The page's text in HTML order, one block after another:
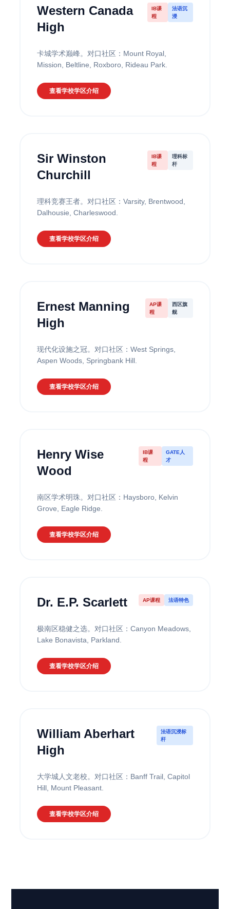
Western Canada
High
IB课
程
法语沉
浸
卡城学术巅峰。对口社区：Mount Royal,
Mission, Beltline, Roxboro, Rideau Park.
查看学校学区介绍
Sir Winston
Churchill
IB课
程
理科标
杆
理科竞赛王者。对口社区：Varsity, Brentwood,
Dalhousie, Charleswood.
查看学校学区介绍
Ernest Manning
High
AP课
程
西区旗
舰
现代化设施之冠。对口社区：West Springs,
Aspen Woods, Springbank Hill.
查看学校学区介绍
Henry Wise
Wood
IB课
程
GATE人
才
南区学术明珠。对口社区：Haysboro, Kelvin
Grove, Eagle Ridge.
查看学校学区介绍
Dr. E.P. Scarlett AP课程 法语特色
极南区稳健之选。对口社区：Canyon Meadows,
Lake Bonavista, Parkland.
查看学校学区介绍
William Aberhart
High
法语沉浸标
杆
大学城人文老校。对口社区：Banff Trail, Capitol
Hill, Mount Pleasant.
查看学校学区介绍